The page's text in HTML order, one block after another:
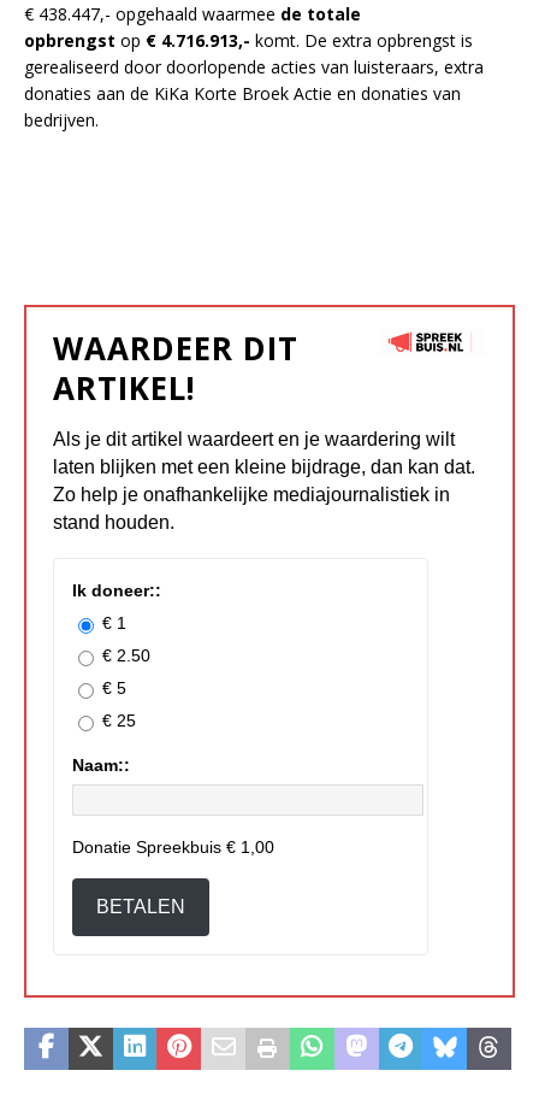
€ 438.447,- opgehaald waarmee de totale
opbrengst op € 4.716.913,- komt. De extra opbrengst is
gerealiseerd door doorlopende acties van luisteraars, extra
donaties aan de KiKa Korte Broek Actie en donaties van
bedrijven.
WAARDEER DIT
ARTIKEL!
Als je dit artikel waardeert en je waardering wilt
laten blijken met een kleine bijdrage, dan kan dat.
Zo help je onafhankelijke mediajournalistiek in
stand houden.
Ik doneer::
€ 1
€ 2.50
€ 5
€ 25
Naam::
Donatie Spreekbuis € 1,00
BETALEN